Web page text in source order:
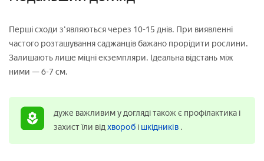
Перші сходи з'являються через 10-15 днів. При виявленні
частого розташування саджанців бажано прорідити рослини.
Залишають лише міцні екземпляри. Ідеальна відстань між
ними — 6-7 см.
дуже важливим у догляді також є профілактика і
захист їли відхвороб і шкідників .